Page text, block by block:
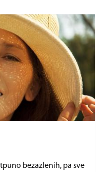
bezazlenih, pa sve